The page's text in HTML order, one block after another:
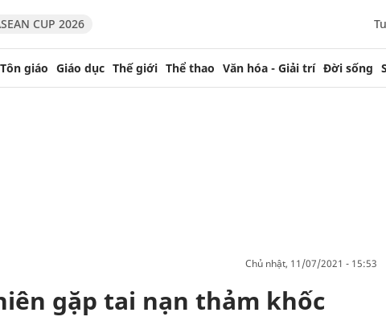
CUP 2026
giáo Giáo dục Thế giới Thể thao Văn hóa - Giải trí Đời sống
chủ nhật, 11/07/2021 - 15:53
gặp tai nạn thảm khốc